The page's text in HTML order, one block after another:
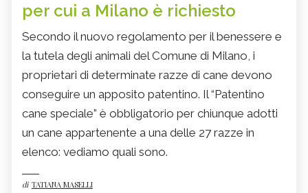
per cui a Milano è richiesto
Secondo il nuovo regolamento per il benessere e
la tutela degli animali del Comune di Milano, i
proprietari di determinate razze di cane devono
conseguire un apposito patentino. Il “Patentino
cane speciale” è obbligatorio per chiunque adotti
un cane appartenente a una delle 27 razze in
elenco: vediamo quali sono.
di TATIANA MASELLI